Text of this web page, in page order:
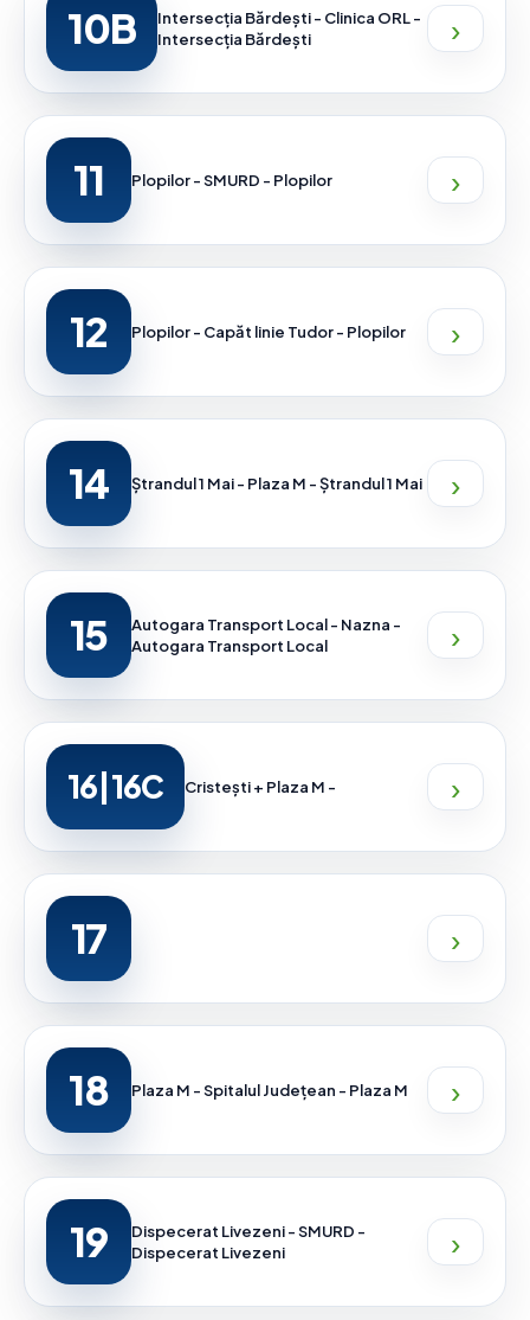
10B
Intersecția Bărdești - Clinica ORL -
Intersecția Bărdești
›
11 Plopilor - SMURD - Plopilor ›
12 Plopilor - Capăt linie Tudor - Plopilor ›
14 Ștrandul 1 Mai - Plaza M - Ștrandul 1 Mai ›
15
Autogara Transport Local - Nazna -
Autogara Transport Local
›
16|16C Cristești + Plaza M - ›
17 ›
18 Plaza M - Spitalul Județean - Plaza M ›
19
Dispecerat Livezeni - SMURD -
Dispecerat Livezeni
›